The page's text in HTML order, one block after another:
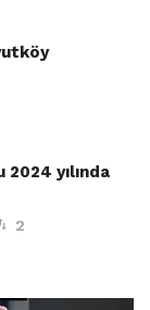
yılında
2